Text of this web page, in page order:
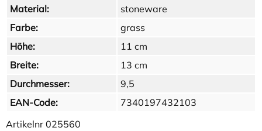
Material:
stoneware
Farbe:
grass
Höhe:
11 cm
Breite:
13 cm
Durchmesser:
9,5
EAN-Code:
7340197432103
Artikelnr 025560